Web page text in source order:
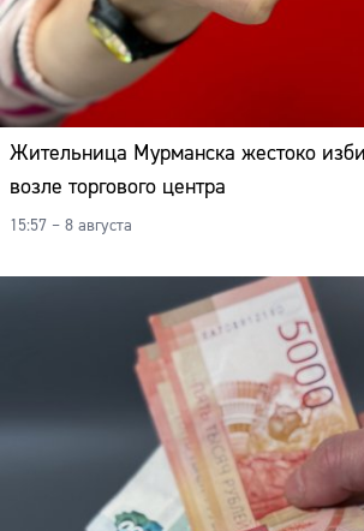
Жительница Мурманска жестоко
возле торгового центра
15:57 – 8 августа